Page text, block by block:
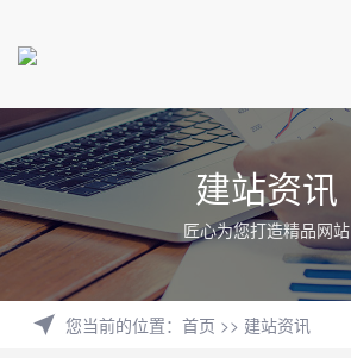
建站资讯
匠心为您打造精品网站
您当前的位置： 首页 >> 建站资讯